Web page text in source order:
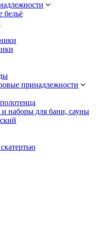
бельё
принадлежности
наборы для бани, сауны